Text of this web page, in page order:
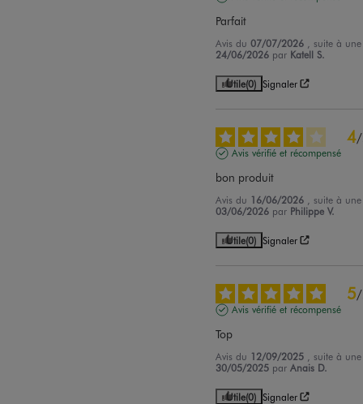
Parfait
Avis du07/07/2026
, suite à
24/06/2026 par Katell S.
Utile(0) Signaler
4/
Avis vérifié et récompensé
bon produit
Avis du 16/06/2026
, suite à
03/06/2026 par Philippe V.
Utile(0) Signaler
5/
Avis vérifié et récompensé
Top
Avis du 12/09/2025
, suite à
30/05/2025 parAnais D.
Utile(0) Signaler